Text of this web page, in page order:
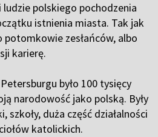
polskiego pochodzenia
istnienia miasta. Tak jak
potomkowie zesłańców, albo
karierę.
było 100 tysięcy
narodowość jako polską. Były
duża część działalności
katolickich.